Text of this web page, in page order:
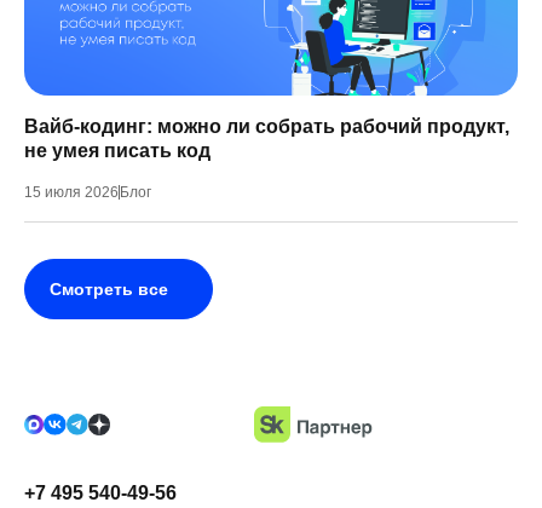
Вайб-кодинг: можно ли собрать рабочий продукт,
не умея писать код
15 июля 2026 Блог
Смотреть все
+7 495 540-49-56